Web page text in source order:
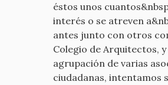
éstos unos
interés o se atreven
antes junto con otros
Colegio de Arquitectos,
agrupación de varias
ciudadanas, intentamos